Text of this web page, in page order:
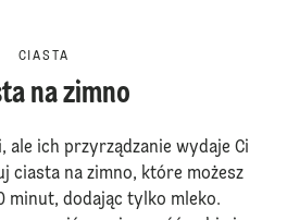
CIASTA
na zimno
ale ich przyrządzanie wydaje Ci
ciasta na zimno, które możesz
minut, dodając tylko mleko.